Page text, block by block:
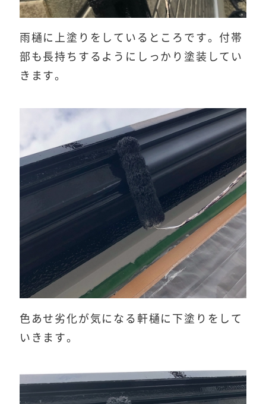
雨樋に上塗りをしているところです。付帯
部も長持ちするようにしっかり塗装してい
きます。
色あせ劣化が気になる軒樋に下塗りをして
いきます。